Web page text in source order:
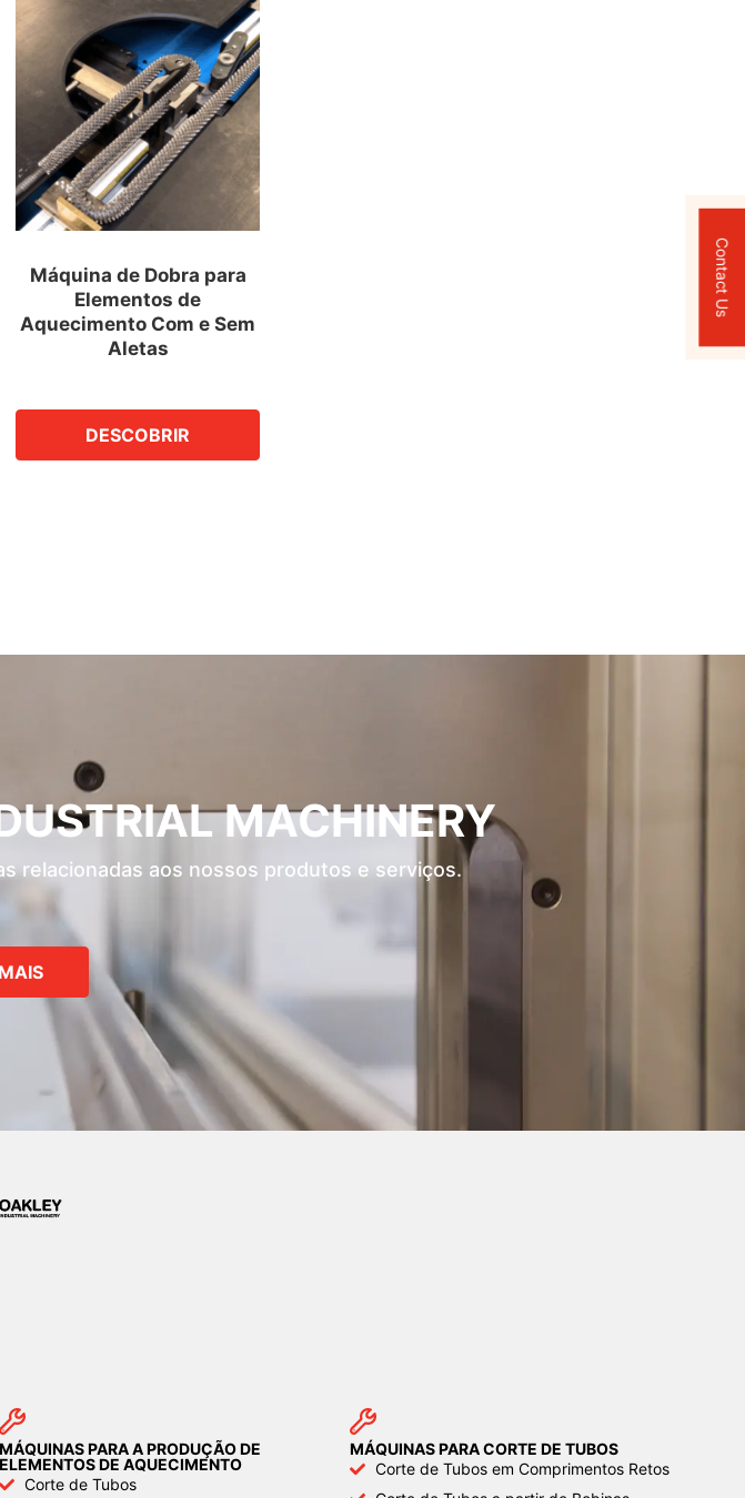
Máquina de Dobra para
Elementos de
Aquecimento Com e Sem
Aletas
DESCOBRIR
MACHINERY
relacionadas aos nossos produtos e serviços.
MÁQUINAS PARA A PRODUÇÃO DE
ELEMENTOS DE AQUECIMENTO
Corte de Tubos
MÁQUINAS PARA CORTE DE TUBOS
Corte de Tubos em Comprimentos Retos
Contact Us